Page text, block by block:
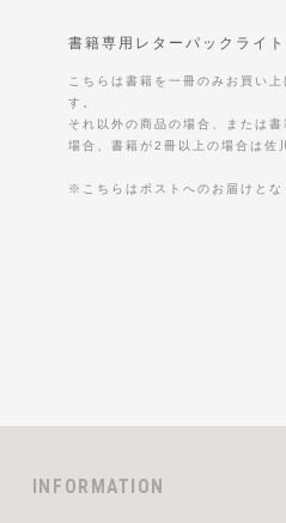
書籍専用レターパックライ
こちらは書籍を一冊のみお買い
す。
それ以外の商品の場合、または
場合、書籍が2冊以上の場合は佐
※こちらはポストへのお届けとな
INFORMATION